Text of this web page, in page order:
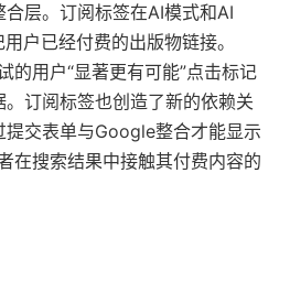
层。订阅标签在AI模式和AI
户已经付费的出版物链接。
的用户“显著更有可能”点击标记
订阅标签也创造了新的依赖关
提交表单与Google整合才能显示
在搜索结果中接触其付费内容的